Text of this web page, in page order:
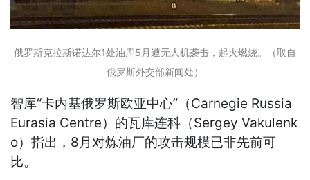
俄罗斯克拉斯诺达尔1处油库5月遭无人机袭击，起火燃烧。（取自
俄罗斯外交部新闻处）
智库“卡内基俄罗斯欧亚中心”（Carnegie Russia
Eurasia Centre）的瓦库连科（Sergey Vakulenk
o）指出，8月对炼油厂的攻击规模已非先前可
比。